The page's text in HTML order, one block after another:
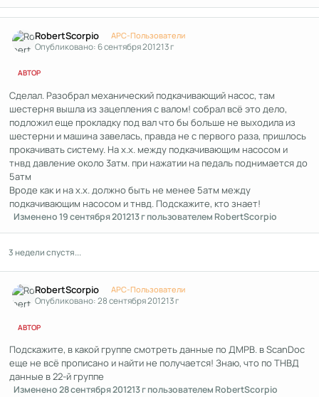
RobertScorpio APC-Пользователи
Опубликовано:6 сентября 201213 г
АВТОР
Сделал. Разобрал механический подкачивающий насос, там
шестерня вышла из зацепления с валом! собрал всё это дело,
подложил еще прокладку под вал что бы больше не выходила из
шестерни и машина завелась, правда не с первого раза, пришлось
прокачивать систему. На х.х. между подкачивающим насосом и
тнвд давление около 3атм. при нажатии на педаль поднимается до
5атм
Вроде как и на х.х. должно быть не менее 5атм между
подкачивающим насосом и тнвд. Подскажите, кто знает!
Изменено19 сентября 201213 гпользователем RobertScorpio
3 недели спустя...
RobertScorpio APC-Пользователи
Опубликовано:28 сентября 201213 г
АВТОР
Подскажите, в какой группе смотреть данные по ДМРВ. в ScanDoc
еще не всё прописано и найти не получается! Знаю, что по ТНВД
данные в 22-й группе
Изменено28 сентября 201213 гпользователем RobertScorpio